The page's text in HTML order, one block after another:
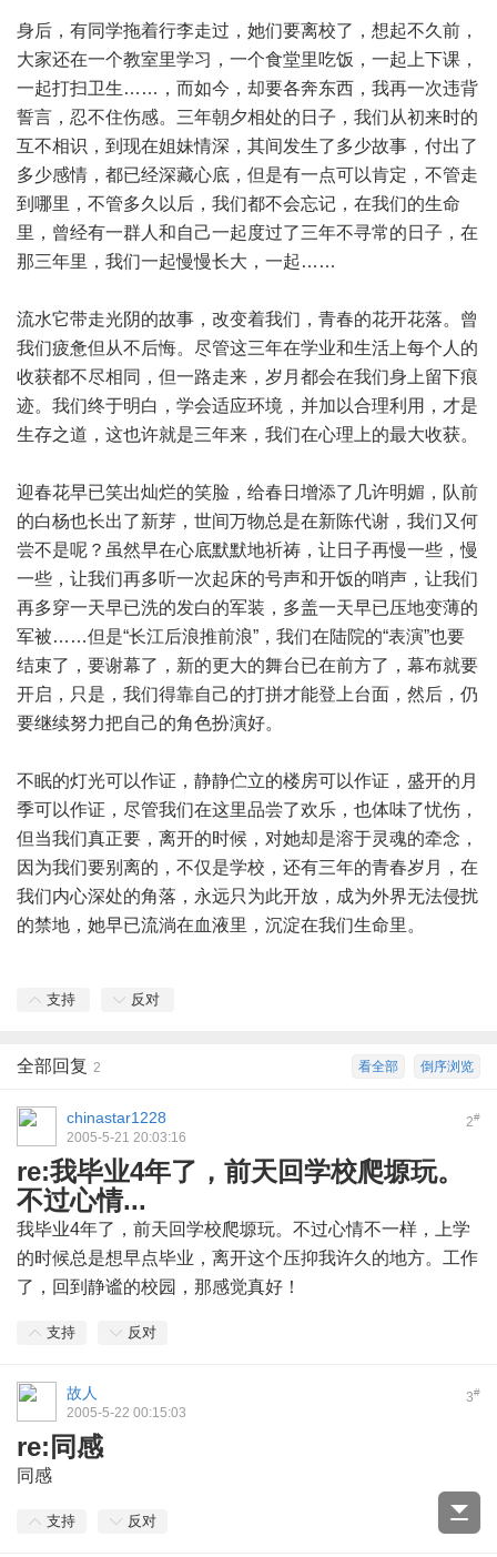
身后，有同学拖着行李走过，她们要离校了，想起不久前，
大家还在一个教室里学习，一个食堂里吃饭，一起上下课，
一起打扫卫生……，而如今，却要各奔东西，我再一次违背
誓言，忍不住伤感。三年朝夕相处的日子，我们从初来时的
互不相识，到现在姐妹情深，其间发生了多少故事，付出了
多少感情，都已经深藏心底，但是有一点可以肯定，不管走
到哪里，不管多久以后，我们都不会忘记，在我们的生命
里，曾经有一群人和自己一起度过了三年不寻常的日子，在
那三年里，我们一起慢慢长大，一起……
流水它带走光阴的故事，改变着我们，青春的花开花落。曾
我们疲惫但从不后悔。尽管这三年在学业和生活上每个人的
收获都不尽相同，但一路走来，岁月都会在我们身上留下痕
迹。我们终于明白，学会适应环境，并加以合理利用，才是
生存之道，这也许就是三年来，我们在心理上的最大收获。
迎春花早已笑出灿烂的笑脸，给春日增添了几许明媚，队前
的白杨也长出了新芽，世间万物总是在新陈代谢，我们又何
尝不是呢？虽然早在心底默默地祈祷，让日子再慢一些，慢
一些，让我们再多听一次起床的号声和开饭的哨声，让我们
再多穿一天早已洗的发白的军装，多盖一天早已压地变薄的
军被……但是“长江后浪推前浪”，我们在陆院的“表演”也要
结束了，要谢幕了，新的更大的舞台已在前方了，幕布就要
开启，只是，我们得靠自己的打拼才能登上台面，然后，仍
要继续努力把自己的角色扮演好。
不眠的灯光可以作证，静静伫立的楼房可以作证，盛开的月
季可以作证，尽管我们在这里品尝了欢乐，也体味了忧伤，
但当我们真正要，离开的时候，对她却是溶于灵魂的牵念，
因为我们要别离的，不仅是学校，还有三年的青春岁月，在
我们内心深处的角落，永远只为此开放，成为外界无法侵扰
的禁地，她早已流淌在血液里，沉淀在我们生命里。
支持 反对
倒序浏览
看全部
全部回复 2
2#
chinastar1228
2005-5-21 20:03:16
re:我毕业4年了，前天回学校爬塬玩。
不过心情...
我毕业4年了，前天回学校爬塬玩。不过心情不一样，上学
的时候总是想早点毕业，离开这个压抑我许久的地方。工作
了，回到静谧的校园，那感觉真好！
支持 反对
3#
故人
2005-5-22 00:15:03
re:同感
同感
支持 反对